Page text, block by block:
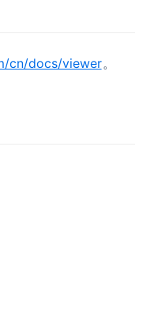
cn/docs/viewer。